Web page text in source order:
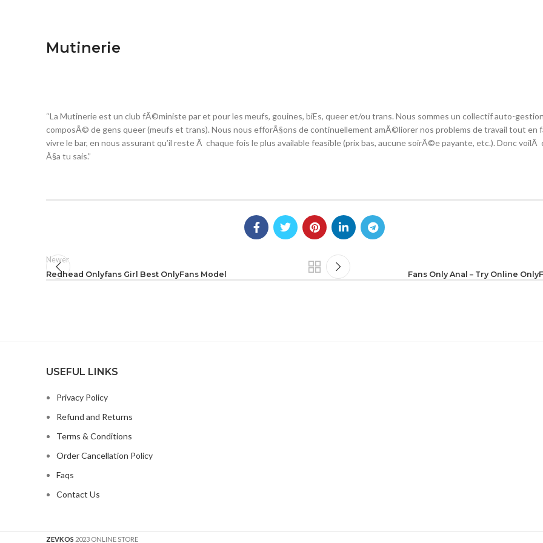
Mutinerie
“La Mutinerie est un club fÃ©ministe par et pour les meufs, gouines, biEs, queer et/ou trans. Nous sommes un collectif auto-
composÃ© de gens queer (meufs et trans). Nous nous efforÃ§ons de continuellement amÃ©liorer nos problems de travail tout en
vivre le bar, en nous assurant qu’il reste Ã­ chaque fois le plus available feasible (prix bas, aucune soirÃ©e payante, etc.). Donc voilÃ
Ã§a tu sais.”
Newer
Redhead Onlyfans Girl Best OnlyFans Model
Fans Only Anal – Try Online
USEFUL LINKS
Privacy Policy
Refund and Returns
Terms & Conditions
Order Cancellation Policy
Faqs
Contact Us
ZEVKOS 2023 ONLINE STORE